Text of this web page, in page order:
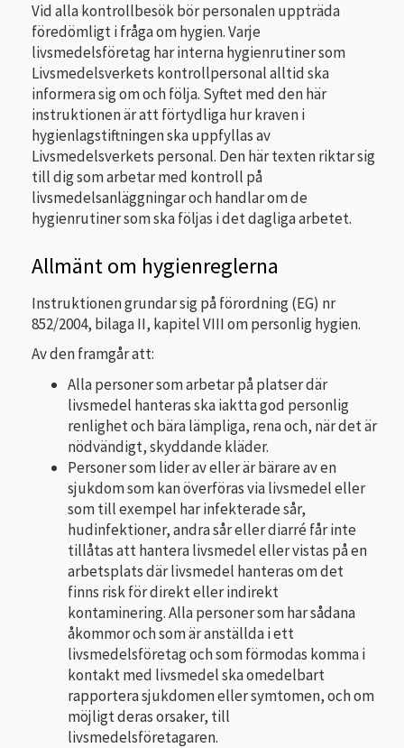
Vid alla kontrollbesök bör personalen uppträda
föredömligt i fråga om hygien. Varje
livsmedelsföretag har interna hygienrutiner som
Livsmedelsverkets kontrollpersonal alltid ska
informera sig om och följa. Syftet med den här
instruktionen är att förtydliga hur kraven i
hygienlagstiftningen ska uppfyllas av
Livsmedelsverkets personal. Den här texten riktar sig
till dig som arbetar med kontroll på
livsmedelsanläggningar och handlar om de
hygienrutiner som ska följas i det dagliga arbetet.
Allmänt om hygienreglerna
Instruktionen grundar sig på förordning (EG) nr
852/2004, bilaga II, kapitel VIII om personlig hygien.
Av den framgår att:
Alla personer som arbetar på platser där
livsmedel hanteras ska iaktta god personlig
renlighet och bära lämpliga, rena och, när det är
nödvändigt, skyddande kläder.
Personer som lider av eller är bärare av en
sjukdom som kan överföras via livsmedel eller
som till exempel har infekterade sår,
hudinfektioner, andra sår eller diarré får inte
tillåtas att hantera livsmedel eller vistas på en
arbetsplats där livsmedel hanteras om det
finns risk för direkt eller indirekt
kontaminering. Alla personer som har sådana
åkommor och som är anställda i ett
livsmedelsföretag och som förmodas komma i
kontakt med livsmedel ska omedelbart
rapportera sjukdomen eller symtomen, och om
möjligt deras orsaker, till
livsmedelsföretagaren.